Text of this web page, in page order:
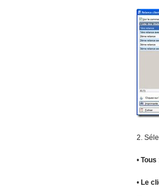
2.
• Tous
• Le